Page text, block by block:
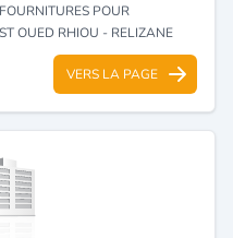
POUR
OUED RHIOU - RELIZANE
VERS LA PAGE